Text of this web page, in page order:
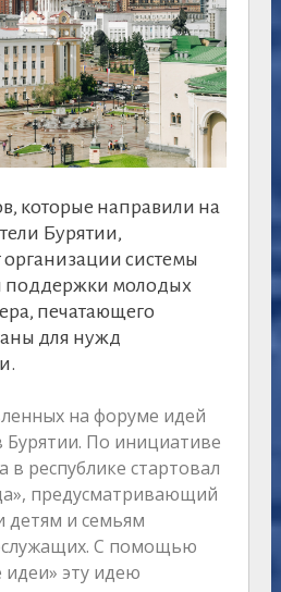
которые направили на
Бурятии,
организации системы
поддержки молодых
печатающего
для нужд
на форуме идей
Бурятии. По инициативе
в республике стартовал
предусматривающий
и семьям
С помощью
эту идею